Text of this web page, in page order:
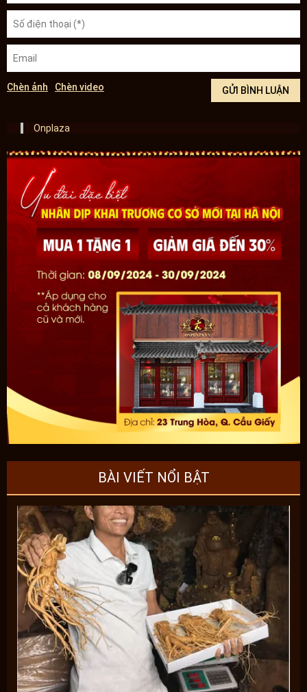
Chèn ảnh Chèn video
Onplaza
BÀI VIẾT NỔI BẬT